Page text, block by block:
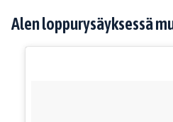
Alen loppurysäyksessä